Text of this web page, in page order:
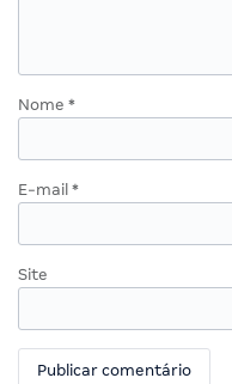
Nome *
E-mail *
Site